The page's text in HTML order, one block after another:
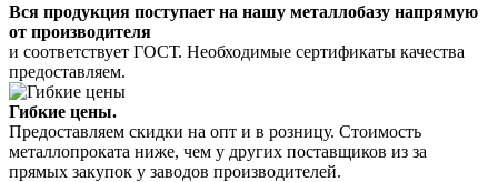
Вся продукция поступает на нашу металлобазу напрямую
от производителя
и соответствует ГОСТ. Необходимые сертификаты качества
предоставляем.
Гибкие цены.
Предоставляем скидки на опт и в розницу. Стоимость
металлопроката ниже, чем у других поставщиков из за
прямых закупок у заводов производителей.